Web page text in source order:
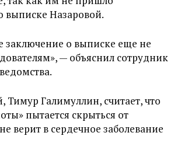
выписке Назаровой.
заключение о выписке еще не
— объяснил сотрудник
Галимуллин, считает, что
пытается скрыться от
верит в сердечное заболевание